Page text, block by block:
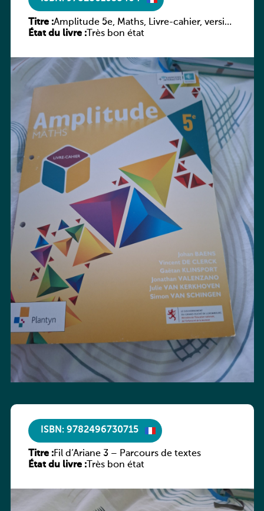
Titre :Amplitude 5e, Maths, Livre-cahier, version
luxembourgeoise
État du livre :Très bon état
ISBN: 9782496730715
Titre :Fil d’Ariane 3 – Parcours de textes
État du livre :Très bon état